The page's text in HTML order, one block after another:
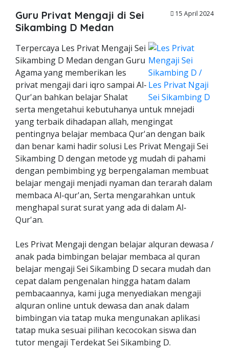
15 April 2024
Guru Privat Mengaji di Sei
Sikambing D Medan
Terpercaya Les Privat Mengaji Sei
Sikambing D Medan dengan Guru
Agama yang memberikan les
privat mengaji dari iqro sampai Al-
Qur'an bahkan belajar Shalat
serta mengetahui kebutuhanya untuk mnejadi
yang terbaik dihadapan allah, mengingat
pentingnya belajar membaca Qur'an dengan baik
dan benar kami hadir solusi Les Privat Mengaji Sei
Sikambing D dengan metode yg mudah di pahami
dengan pembimbing yg berpengalaman membuat
belajar mengaji menjadi nyaman dan terarah dalam
membaca Al-qur'an, Serta mengarahkan untuk
menghapal surat surat yang ada di dalam Al-
Qur'an.
Les Privat Mengaji dengan belajar alquran dewasa /
anak pada bimbingan belajar membaca al quran
belajar mengaji Sei Sikambing D secara mudah dan
cepat dalam pengenalan hingga hatam dalam
pembacaannya, kami juga menyediakan mengaji
alquran online untuk dewasa dan anak dalam
bimbingan via tatap muka mengunakan aplikasi
tatap muka sesuai pilihan kecocokan siswa dan
tutor mengaji Terdekat Sei Sikambing D.